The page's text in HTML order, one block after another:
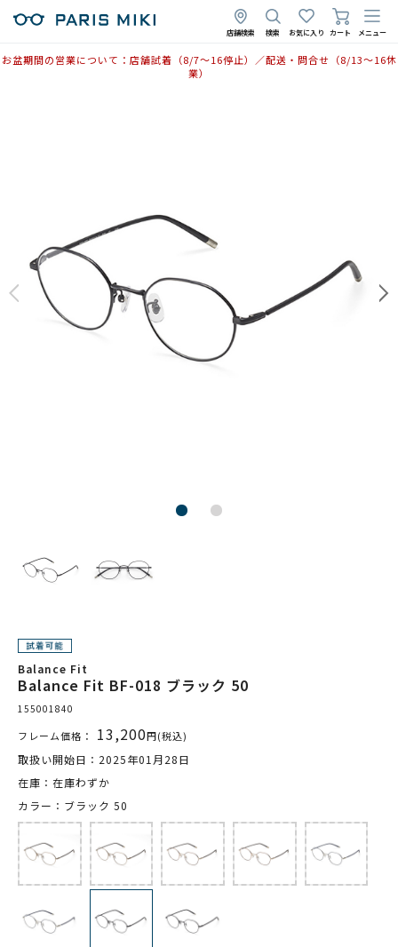
店舗検索 検索 お気に入り カート メニュー
お盆期間の営業について：店舗試着（8/7〜16停止）／配送・問合せ（8/13〜16休
業）
Balance Fit
Balance Fit BF-018 ブラック 50
155001840
フレーム価格： 13,200円(税込)
取扱い開始日：2025年01月28日
在庫：在庫わずか
カラー：ブラック 50